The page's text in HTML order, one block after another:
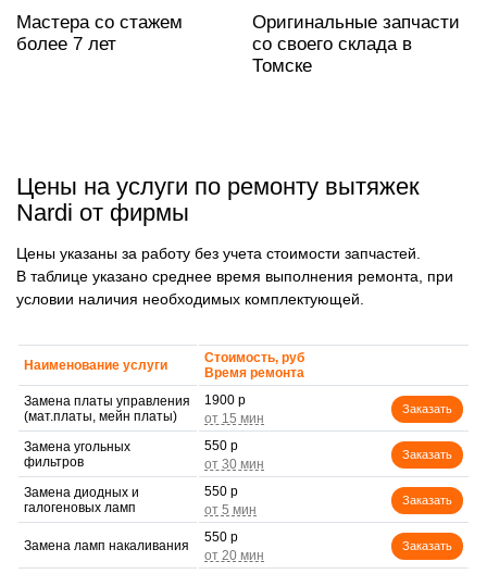
Мастера со стажем
более 7 лет
Оригинальные запчасти
со своего склада в
Томске
Цены на услуги по ремонту вытяжек
Nardi от фирмы
Цены указаны за работу без учета стоимости запчастей.
В таблице указано среднее время выполнения ремонта, при
условии наличия необходимых комплектующей.
Наименование услуги
Стоимость, руб
Время ремонта
Замена платы управления
(мат.платы, мейн платы)
1900 р
Заказать
Замена угольных
фильтров
550 р
Заказать
Замена диодных и
галогеновых ламп
550 р
Заказать
Замена ламп накаливания
550 р
Заказать